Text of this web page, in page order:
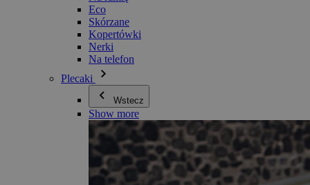
Eco
Skórzane
Kopertówki
Nerki
Na telefon
Plecaki
Wstecz
Show more